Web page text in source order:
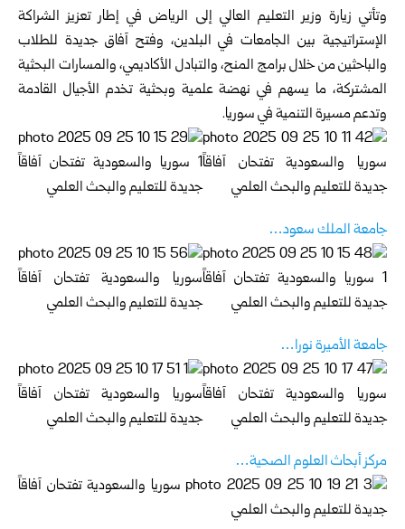
وتأتي زيارة وزير التعليم العالي إلى الرياض في إطار تعزيز الشراكة
الإستراتيجية بين الجامعات في البلدين، وفتح آفاق جديدة للطلاب
والباحثين من خلال برامج المنح، والتبادل الأكاديمي، والمسارات البحثية
المشتركة، ما يسهم في نهضة علمية وبحثية تخدم الأجيال القادمة
وتدعم مسيرة التنمية في سوريا.
جامعة الملك سعود…
جامعة الأميرة نورا…
مركز أبحاث العلوم الصحية…